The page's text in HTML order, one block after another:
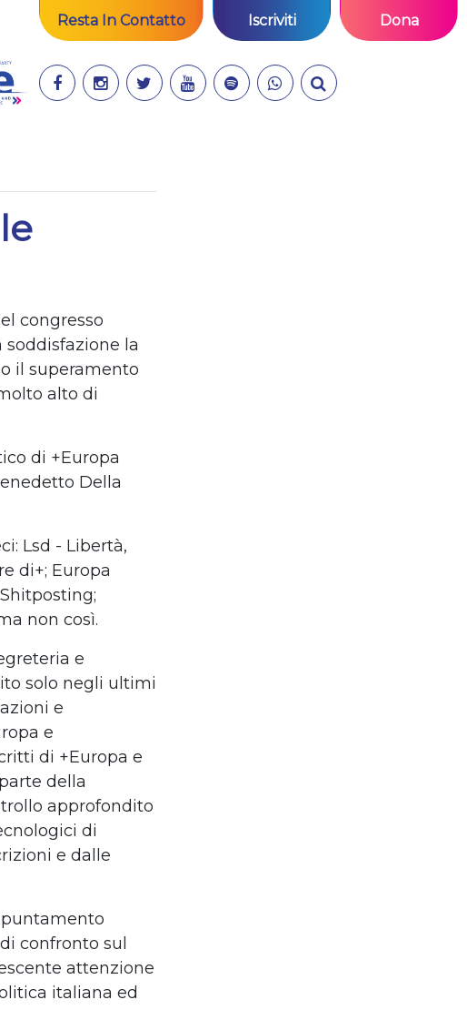
Resta In Contatto Iscriviti Dona
congresso
la
il superamento
alto di
di +Europa
Della
Lsd - Libertà,
di+; Europa
non così.
e
solo negli ultimi
e
e
di +Europa e
della
approfondito
di
e dalle
confronto sul
attenzione
italiana ed